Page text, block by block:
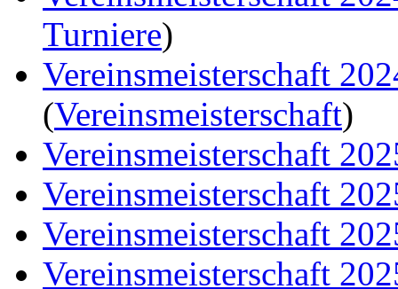
Turniere)
Vereinsmeisterschaft
(Vereinsmeisterschaft)
Vereinsmeisterschaft
Vereinsmeisterschaft
Vereinsmeisterschaft
Vereinsmeisterschaft